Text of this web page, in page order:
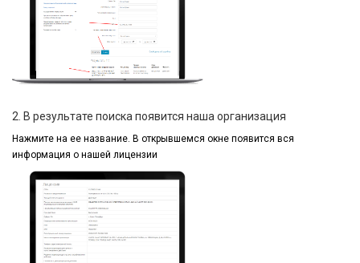
2. В результате поиска появится наша организация
Нажмите на ее название. В открывшемся окне появится вся
информация о нашей лицензии